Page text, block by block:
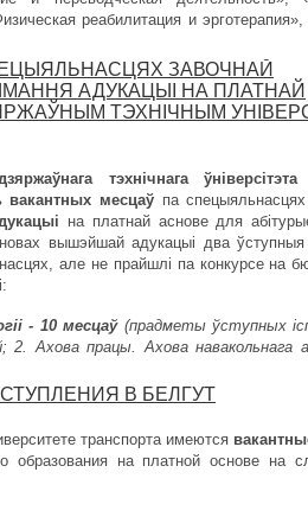
реабилитация и
ЗАВОЧНАЙ
АДУКАЦЫІ НА ПЛАТНАЙ
ТЭХНІЧНЫМ
тэхнічнага
вакантных месцаў па
на платнай аснове для
вышэйшай адукацыі два
але не прайшлі па конкурсе на
- 10 месцаў(прадметы ўступных
2. Ахова працы. Ахова навакольнага
В БЕЛГУТ
транспорта имеются
образования на платной основе на